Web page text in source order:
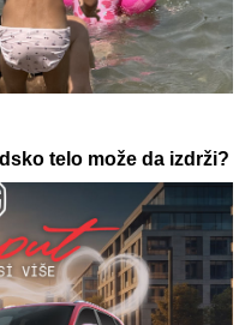
CASINO Preuzmi